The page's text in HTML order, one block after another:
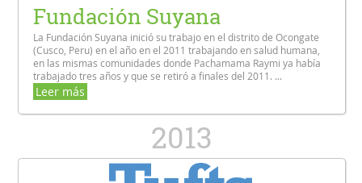
Fundación Suyana
La Fundación Suyana inició su trabajo en el distrito de Ocongate
(Cusco, Peru) en el año en el 2011 trabajando en salud humana,
en las mismas comunidades donde Pachamama Raymi ya había
trabajado tres años y que se retiró a finales del 2011. ...
Leer más
2013